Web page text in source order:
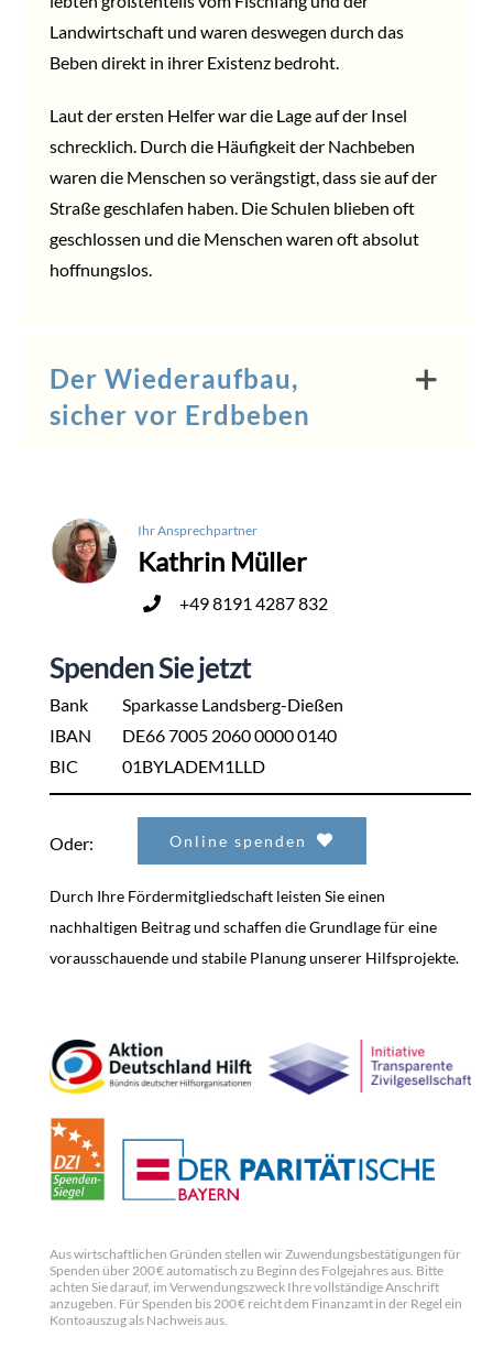
Landwirtschaft und waren deswegen durch das
Beben direkt in ihrer Existenz bedroht.
Laut der ersten Helfer war die Lage auf der Insel
schrecklich. Durch die Häufigkeit der Nachbeben
waren die Menschen so verängstigt, dass sie auf der
Straße geschlafen haben. Die Schulen blieben oft
geschlossen und die Menschen waren oft absolut
hoffnungslos.
Der Wiederaufbau,
sicher vor Erdbeben
Ihr Ansprechpartner
Kathrin Müller
+49 8191 4287 832
Spenden Sie jetzt
Bank
IBAN
BIC
Sparkasse Landsberg-Dießen
DE66 7005 2060 0000 0140
01BYLADEM1LLD
Oder: Online spenden
Durch Ihre Fördermitgliedschaft leisten Sie einen
nachhaltigen Beitrag und schaffen die Grundlage für eine
vorausschauende und stabile Planung unserer Hilfsprojekte.
Aus wirtschaftlichen Gründen stellen wir Zuwendungsbestätigungen für
Spenden über 200 € automatisch zu Beginn des Folgejahres aus. Bitte
achten Sie darauf, im Verwendungszweck Ihre vollständige Anschrift
anzugeben. Für Spenden bis 200 € reicht dem Finanzamt in der Regel ein
Kontoauszug als Nachweis aus.